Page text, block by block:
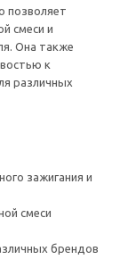
позволяет
смеси и
Она также
к
различных
зажигания и
смеси
брендов